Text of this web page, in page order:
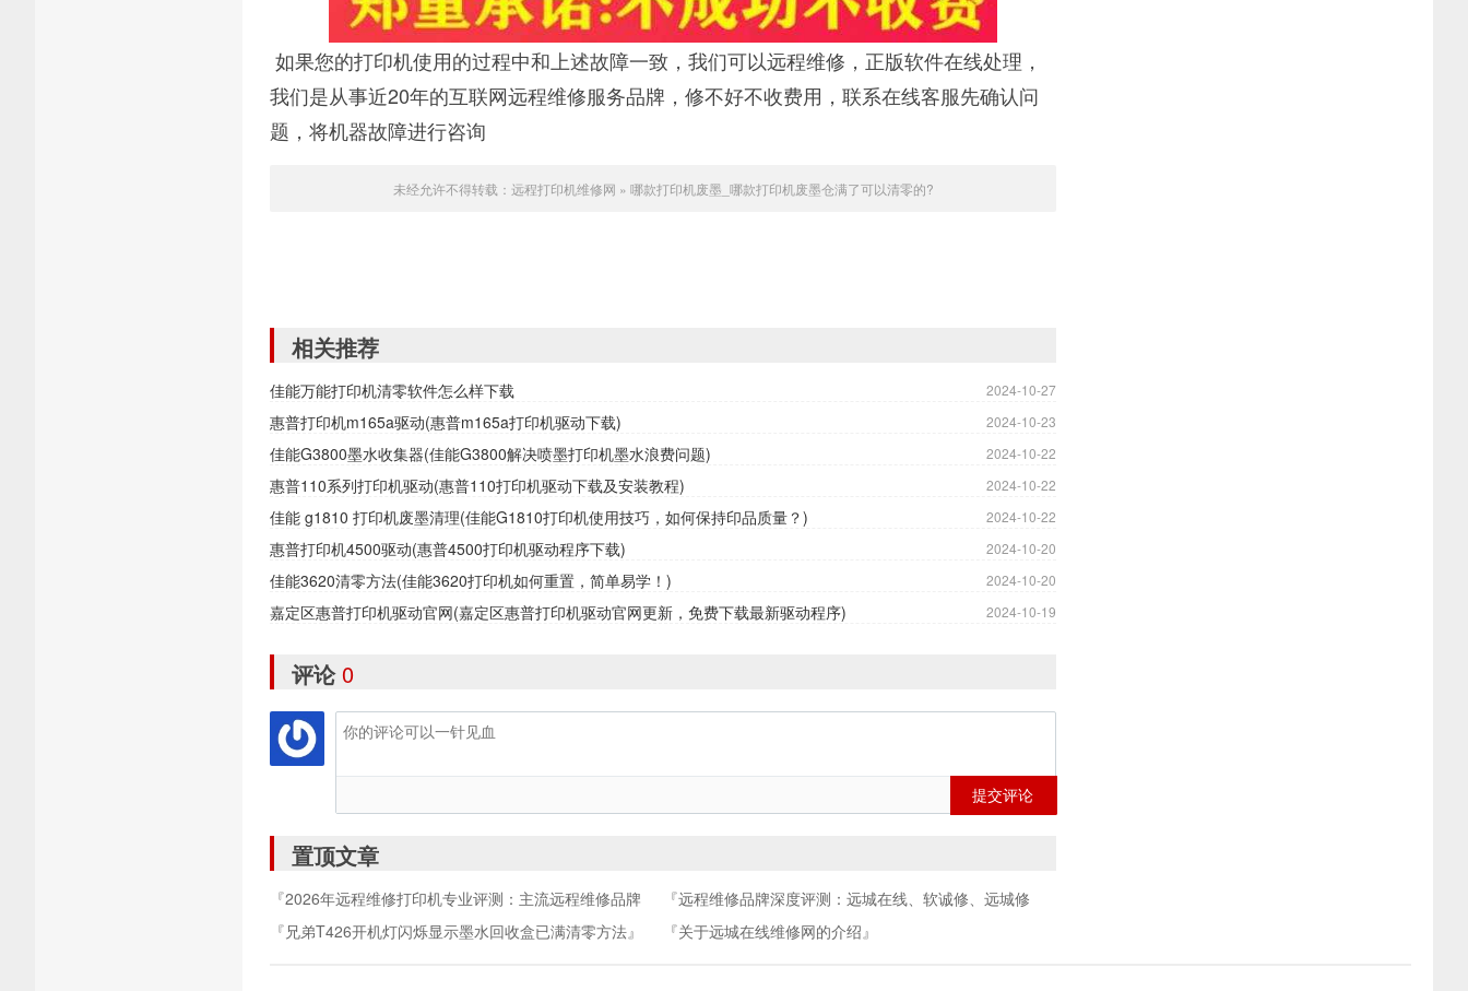
如果您的打印机使用的过程中和上述故障一致，我们可以远程维修，正版软件在线处理，
我们是从事近20年的互联网远程维修服务品牌，修不好不收费用，联系在线客服先确认问
题，将机器故障进行咨询
未经允许不得转载： 远程打印机维修网 » 哪款打印机废墨_哪款打印机废墨仓满了可以清零的?
相关推荐
佳能万能打印机清零软件怎么样下载 2024-10-27
惠普打印机m165a驱动(惠普m165a打印机驱动下载) 2024-10-23
佳能G3800墨水收集器(佳能G3800解决喷墨打印机墨水浪费问题) 2024-10-22
惠普110系列打印机驱动(惠普110打印机驱动下载及安装教程) 2024-10-22
佳能 g1810 打印机废墨清理(佳能G1810打印机使用技巧，如何保持印品质量？) 2024-10-22
惠普打印机4500驱动(惠普4500打印机驱动程序下载) 2024-10-20
佳能3620清零方法(佳能3620打印机如何重置，简单易学！) 2024-10-20
嘉定区惠普打印机驱动官网(嘉定区惠普打印机驱动官网更新，免费下载最新驱动程序) 2024-10-19
评论 0
提交评论
置顶文章
『2026年远程维修打印机专业评测：主流远程维修品牌
服务能力深度调研』
『远程维修品牌深度评测：远城在线、软诚修、远城修
吧、祝师傅全方位解析』
『兄弟T426开机灯闪烁显示墨水回收盒已满清零方法』 『关于远城在线维修网的介绍』